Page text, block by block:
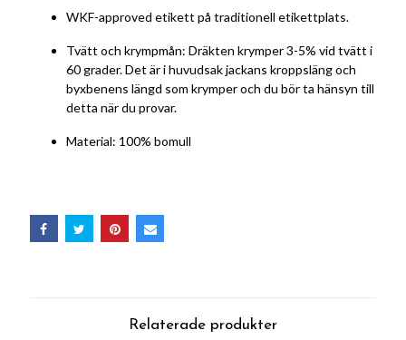
WKF-approved etikett på traditionell etikettplats.
Tvätt och krympmån: Dräkten krymper 3-5% vid tvätt i
60 grader. Det är i huvudsak jackans kroppsläng och
byxbenens längd som krymper och du bör ta hänsyn till
detta när du provar.
Material: 100% bomull
Relaterade produkter